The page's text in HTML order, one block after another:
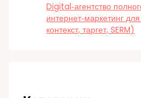
Digital‑агентство
интернет‑маркетинг
контекст, таргет, SERM)